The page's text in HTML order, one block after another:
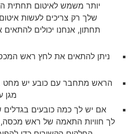
יותר משמש לאיטום תחתית
שלך רק צריכים לעשות
תחתון, אנחנו יכולים
ניתן להתאים את לחץ ראש
הראש מתחבר עם כובע יש מחט
מגן
אם יש לך כמה כובעים בגדלים
לך חוויות התאמה של ראש